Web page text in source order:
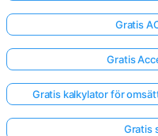
Gratis
Gratis
Gratis kalkylator för
Gratis